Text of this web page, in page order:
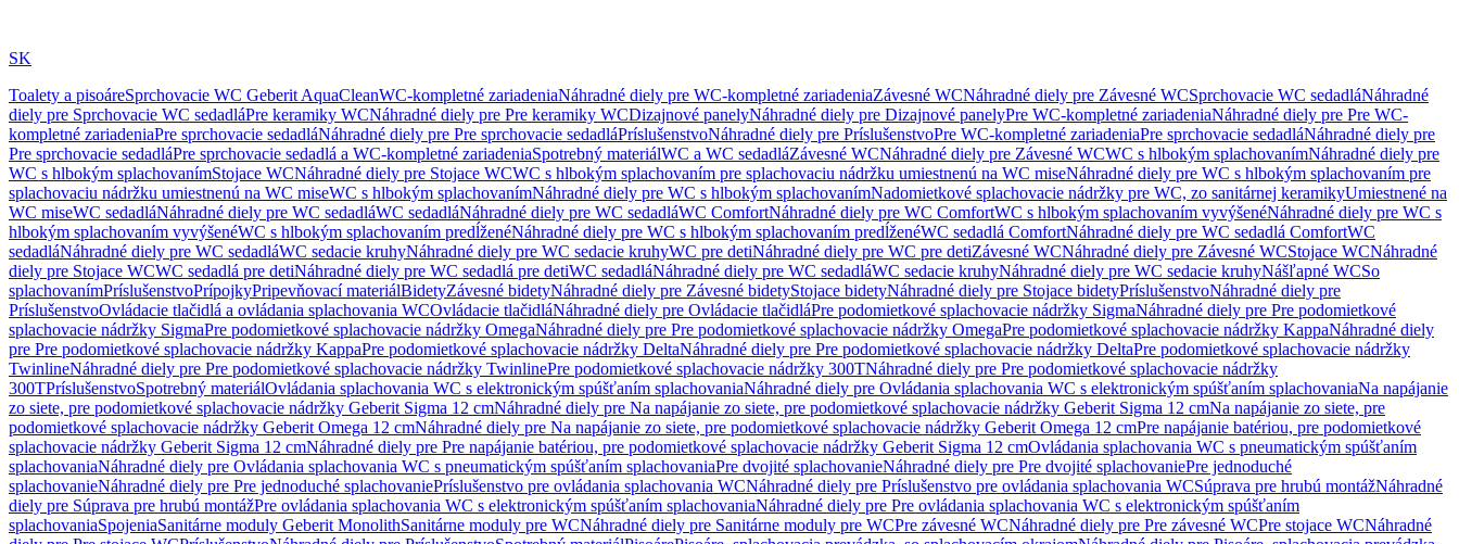
SK
Toalety a pisoáreSprchovacie WC Geberit AquaCleanWC-kompletné zariadeniaNáhradné diely pre WC-kompletné zariadeniaZávesné WCNáhradné diely pre Závesné WCSprchovacie WC sedadláNáhradné
diely pre Sprchovacie WC sedadláPre keramiky WCNáhradné diely pre Pre keramiky WCDizajnové panelyNáhradné diely pre Dizajnové panelyPre WC-kompletné zariadeniaNáhradné diely pre Pre WC-
kompletné zariadeniaPre sprchovacie sedadláNáhradné diely pre Pre sprchovacie sedadláPríslušenstvoNáhradné diely pre PríslušenstvoPre WC-kompletné zariadeniaPre sprchovacie sedadláNáhradné diely pre
Pre sprchovacie sedadláPre sprchovacie sedadlá a WC-kompletné zariadeniaSpotrebný materiálWC a WC sedadláZávesné WCNáhradné diely pre Závesné WCWC s hlbokým splachovanímNáhradné diely pre
WC s hlbokým splachovanímStojace WCNáhradné diely pre Stojace WCWC s hlbokým splachovaním pre splachovaciu nádržku umiestnenú na WC miseNáhradné diely pre WC s hlbokým splachovaním pre
splachovaciu nádržku umiestnenú na WC miseWC s hlbokým splachovanímNáhradné diely pre WC s hlbokým splachovanímNadomietkové splachovacie nádržky pre WC, zo sanitárnej keramikyUmiestnené na
WC miseWC sedadláNáhradné diely pre WC sedadláWC sedadláNáhradné diely pre WC sedadláWC ComfortNáhradné diely pre WC ComfortWC s hlbokým splachovaním vyvýšenéNáhradné diely pre WC s
hlbokým splachovaním vyvýšenéWC s hlbokým splachovaním predĺženéNáhradné diely pre WC s hlbokým splachovaním predĺženéWC sedadlá ComfortNáhradné diely pre WC sedadlá ComfortWC
sedadláNáhradné diely pre WC sedadláWC sedacie kruhyNáhradné diely pre WC sedacie kruhyWC pre detiNáhradné diely pre WC pre detiZávesné WCNáhradné diely pre Závesné WCStojace WCNáhradné
diely pre Stojace WCWC sedadlá pre detiNáhradné diely pre WC sedadlá pre detiWC sedadláNáhradné diely pre WC sedadláWC sedacie kruhyNáhradné diely pre WC sedacie kruhyNášľapné WCSo
splachovanímPríslušenstvoPrípojkyPripevňovací materiálBidetyZávesné bidetyNáhradné diely pre Závesné bidetyStojace bidetyNáhradné diely pre Stojace bidetyPríslušenstvoNáhradné diely pre
PríslušenstvoOvládacie tlačidlá a ovládania splachovania WCOvládacie tlačidláNáhradné diely pre Ovládacie tlačidláPre podomietkové splachovacie nádržky SigmaNáhradné diely pre Pre podomietkové
splachovacie nádržky SigmaPre podomietkové splachovacie nádržky OmegaNáhradné diely pre Pre podomietkové splachovacie nádržky OmegaPre podomietkové splachovacie nádržky KappaNáhradné diely
pre Pre podomietkové splachovacie nádržky KappaPre podomietkové splachovacie nádržky DeltaNáhradné diely pre Pre podomietkové splachovacie nádržky DeltaPre podomietkové splachovacie nádržky
TwinlineNáhradné diely pre Pre podomietkové splachovacie nádržky TwinlinePre podomietkové splachovacie nádržky 300TNáhradné diely pre Pre podomietkové splachovacie nádržky
300TPríslušenstvoSpotrebný materiálOvládania splachovania WC s elektronickým spúšťaním splachovaniaNáhradné diely pre Ovládania splachovania WC s elektronickým spúšťaním splachovaniaNa napájanie
zo siete, pre podomietkové splachovacie nádržky Geberit Sigma 12 cmNáhradné diely pre Na napájanie zo siete, pre podomietkové splachovacie nádržky Geberit Sigma 12 cmNa napájanie zo siete, pre
podomietkové splachovacie nádržky Geberit Omega 12 cmNáhradné diely pre Na napájanie zo siete, pre podomietkové splachovacie nádržky Geberit Omega 12 cmPre napájanie batériou, pre podomietkové
splachovacie nádržky Geberit Sigma 12 cmNáhradné diely pre Pre napájanie batériou, pre podomietkové splachovacie nádržky Geberit Sigma 12 cmOvládania splachovania WC s pneumatickým spúšťaním
splachovaniaNáhradné diely pre Ovládania splachovania WC s pneumatickým spúšťaním splachovaniaPre dvojité splachovanieNáhradné diely pre Pre dvojité splachovaniePre jednoduché
splachovanieNáhradné diely pre Pre jednoduché splachovaniePríslušenstvo pre ovládania splachovania WCNáhradné diely pre Príslušenstvo pre ovládania splachovania WCSúprava pre hrubú montážNáhradné
diely pre Súprava pre hrubú montážPre ovládania splachovania WC s elektronickým spúšťaním splachovaniaNáhradné diely pre Pre ovládania splachovania WC s elektronickým spúšťaním
splachovaniaSpojeniaSanitárne moduly Geberit MonolithSanitárne moduly pre WCNáhradné diely pre Sanitárne moduly pre WCPre závesné WCNáhradné diely pre Pre závesné WCPre stojace WCNáhradné